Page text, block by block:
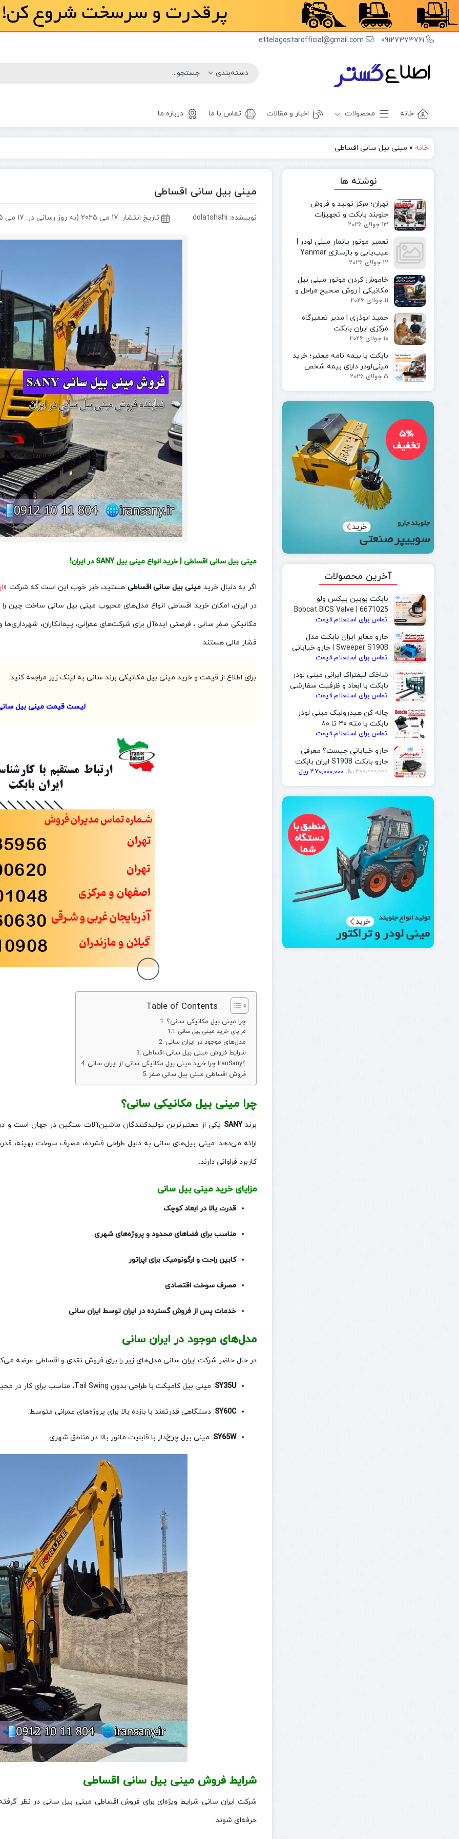
09127373761
ettelagostarofficial@gmail.com
خانه محصولات
مکانیکی
مینی بیل
مکانیکی
بابکت
بابکت
فوریوز
بابکت
دراج
رفسنجان
غلطک
آسفالت
جلوبند چاله
اخبار و مقالات تماس با ما درباره ما
خانه » مینی بیل سانی اقساطی
مینی بیل سانی اقساطی
نویسنده: dolatshahi تاریخ انتشار: 17 می 2025 (به روز رسانی در: 17 می 2025)
مینی بیل سانی اقساطی | خرید انواع مینی بیل SANY در ایران!
اگر به دنبال خرید مینی بیل سانی اقساطی هستید، خبر خوب این است که شرکت «
در ایران، امکان خرید اقساطی انواع مدل‌های محبوب مینی بیل سانی ساخت چین
مکانیکی صفر سانی ، فرصتی ایده‌آل برای شرکت‌های عمرانی، پیمانکاران،
فشار مالی هستند.
برای اطلاع از قیمت و خرید مینی بیل مکانیکی برند سانی به لینک زیر مراجعه کنید:
لیست قیمت مینی بیل
Table of Contents
چرا مینی بیل مکانیکی سانی؟
مزایای خرید مینی بیل سانی
مدل‌های موجود در ایران سانی
شرایط فروش مینی بیل سانی اقساطی
چرا خرید مینی بیل مکانیکی سانی از ایران سانی IranSany؟
فروش اقساطی مینی بیل سانی صفر
چرا مینی بیل مکانیکی سانی؟
برندSANY یکی از معتبرترین تولیدکنندگان ماشین‌آلات سنگین در جهان است و
ارائه می‌دهد. مینی بیل‌های سانی به دلیل طراحی فشرده، مصرف سوخت بهینه،
کاربرد فراوانی دارند.
مزایای خرید مینی بیل سانی
قدرت بالا در ابعاد کوچک
مناسب برای فضاهای محدود و پروژه‌های شهری
کابین راحت و ارگونومیک برای اپراتور
مصرف سوخت اقتصادی
خدمات پس از فروش گسترده در ایران توسط ایران سانی
مدل‌های موجود در ایران سانی
در حال حاضر شرکت ایران سانی مدل‌های زیر را برای فروش نقدی و اقساطی عرضه
SY35U: مینی بیل کامپکت با طراحی بدون Tail Swing، مناسب برای کار در محیط‌های تنگ و محدود.
SY60C: دستگاهی قدرتمند با بازده بالا برای پروژه‌های عمرانی متوسط.
SY65W: مینی بیل چرخ‌دار با قابلیت مانور بالا در مناطق شهری.
شرایط فروش مینی بیل سانی اقساطی
شرکت ایران سانی شرایط ویژه‌ای برای فروش اقساطی مینی بیل‌ سانی در نظر
حرفه‌ای شوند.
نوشته ها
تهران؛ مرکز تولید و فروش
جلوبند بابکت و تجهیزات
مینی‌لودر در ایران
13 جولای 2026
تعمیر موتور یانمار مینی لودر |
عیب‌یابی و بازسازی Yanmar
Engine
12 جولای 2026
خاموش کردن موتور مینی بیل
مکانیکی | روش صحیح مراحل و
ایمن توقف دستگاه
11 جولای 2026
حمید ابوذری | مدیر تعمیرگاه
مرکزی ایران بابکت
10 جولای 2026
بابکت با بیمه‌ نامه معتبر؛ خرید
مینی‌لودر دارای بیمه شخص
ثالث و بیمه بدنه ماشین‌آلات
5 جولای 2026
آخرین محصولات
بابکت بوبین بیکس ولو
6671025 | Bobcat BICS Valve
Solenoid Coil
تماس برای استعلام قیمت
جارو معابر ایران بابکت مدل
Sweeper S190B | جارو خیابانی
و جارو بابکت مخصوص شهرداری
تماس برای استعلام قیمت
شاخک لیفتراک ایرانی مینی لودر
بابکت با ابعاد و ظرفیت سفارشی
| ایران بابکت
تماس برای استعلام قیمت
چاله کن هیدرولیک مینی لودر
بابکت با مته ۴۰ تا ۸۰
سانتی‌متر | ایران بابکت
تماس برای استعلام قیمت
جارو خیابانی چیست؟ معرفی
جارو بابکت S190B ایران بابکت
480,000,000﷼
قیمت
470,000,000 ﷼
قیمت